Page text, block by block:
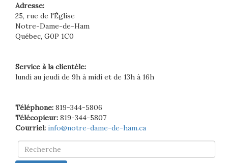
Adresse:
25, rue de l'Église
Notre-Dame-de-Ham
Québec, G0P 1C0
Service à la clientèle:
lundi au jeudi de 9h à midi et de 13h à 16h
Téléphone: 819-344-5806
Télécopieur: 819-344-5807
Courriel: info@notre-dame-de-ham.ca